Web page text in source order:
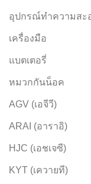
อุปกรณ์ทำความสะ
เครื่องมือ
แบตเตอรี่
หมวกกันน็อค
AGV (เอจีวี)
ARAI (อาราอิ)
HJC (เอชเจซี)
KYT (เควายที)